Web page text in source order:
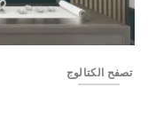
تصفح الكتالوج